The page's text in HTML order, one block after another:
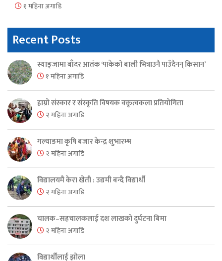
१ महिना अगाडि
Recent Posts
स्याङ्जामा बाँदर आतंक ‘पाकेको बाली भित्राउनै पाउँदैनन् किसान’
१ महिना अगाडि
हाम्रो संस्कार र संस्कृति विषयक वक्तृत्वकला प्रतियोगिता
२ महिना अगाडि
गल्याङमा कृषि बजार केन्द्र शुभारम्भ
२ महिना अगाडि
विद्यालयमै केरा खेती : उद्यमी बन्दै विद्यार्थी
२ महिना अगाडि
चालक–सहचालकलाई दश लाखको दुर्घटना बिमा
२ महिना अगाडि
विद्यार्थीलाई झोला